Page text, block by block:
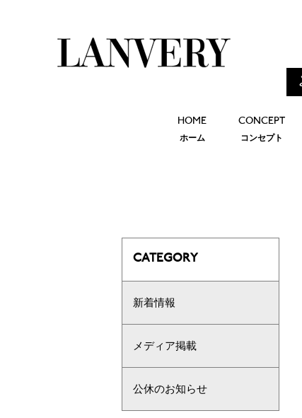
HOME
ホーム
CONCEPT
コンセプト
CATEGORY
新着情報
メディア掲載
公休のお知らせ